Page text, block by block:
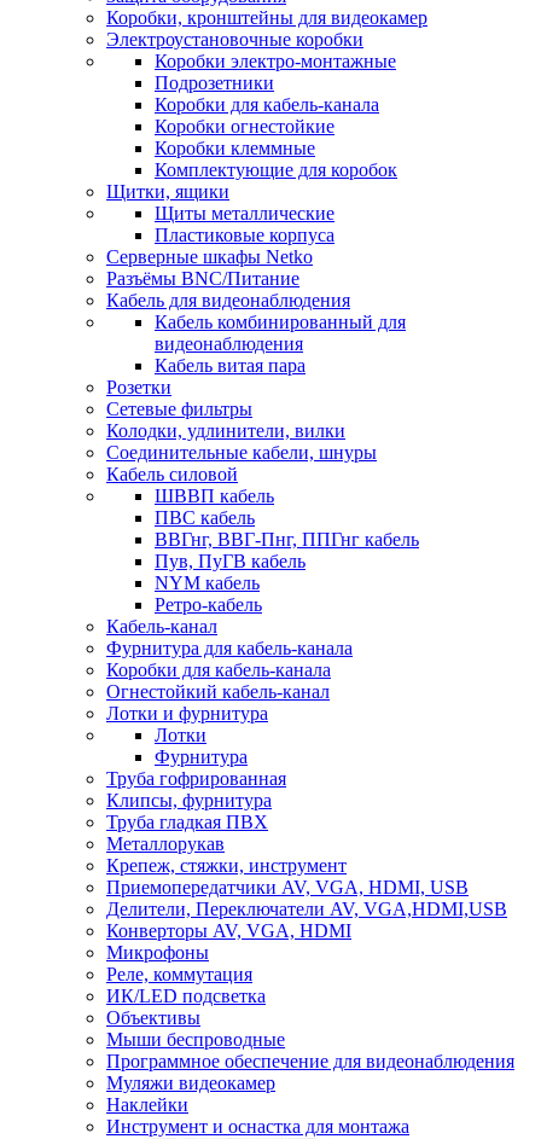
Коробки, кронштейны для видеокамер
Электроустановочные коробки
Коробки электро-монтажные
Подрозетники
Коробки для кабель-канала
Коробки огнестойкие
Коробки клеммные
Комплектующие для коробок
Щитки, ящики
Щиты металлические
Пластиковые корпуса
Серверные шкафы Netko
Разъёмы BNC/Питание
Кабель для видеонаблюдения
Кабель комбинированный для
видеонаблюдения
Кабель витая пара
Розетки
Сетевые фильтры
Колодки, удлинители, вилки
Соединительные кабели, шнуры
Кабель силовой
ШВВП кабель
ПВС кабель
ВВГнг, ВВГ-Пнг, ППГнг кабель
Пув, ПуГВ кабель
NYM кабель
Ретро-кабель
Кабель-канал
Фурнитура для кабель-канала
Коробки для кабель-канала
Огнестойкий кабель-канал
Лотки и фурнитура
Лотки
Фурнитура
Труба гофрированная
Клипсы, фурнитура
Труба гладкая ПВХ
Металлорукав
Крепеж, стяжки, инструмент
Приемопередатчики AV, VGA, HDMI, USB
Делители, Переключатели AV, VGA,HDMI,USB
Конверторы AV, VGA, HDMI
Микрофоны
Реле, коммутация
ИК/LED подсветка
Объективы
Мыши беспроводные
Программное обеспечение для видеонаблюдения
Муляжи видеокамер
Наклейки
Инструмент и оснастка для монтажа